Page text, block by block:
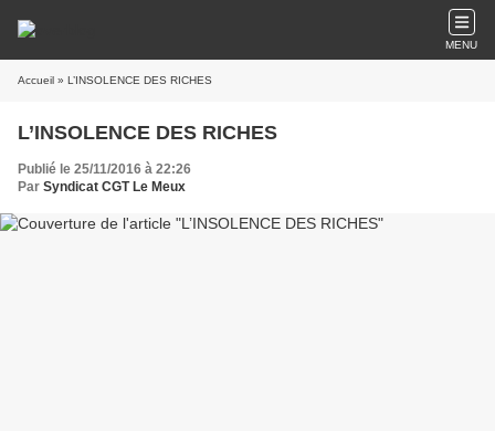
MENU
Accueil » L’INSOLENCE DES RICHES
L’INSOLENCE DES RICHES
Publié le 25/11/2016 à 22:26
Par Syndicat CGT Le Meux